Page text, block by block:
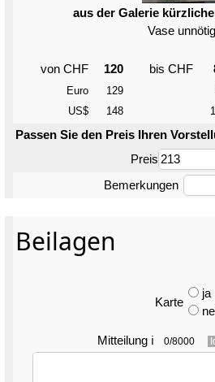
aus der Galerie
Vase unnötig
von CHF 120 bis CHF
Euro 129
US$
148
Passen Sie den Preis Ihren
Preis
Bemerkungen
Beilagen
Karte
ja
Mitteilung ℹ 0/8000